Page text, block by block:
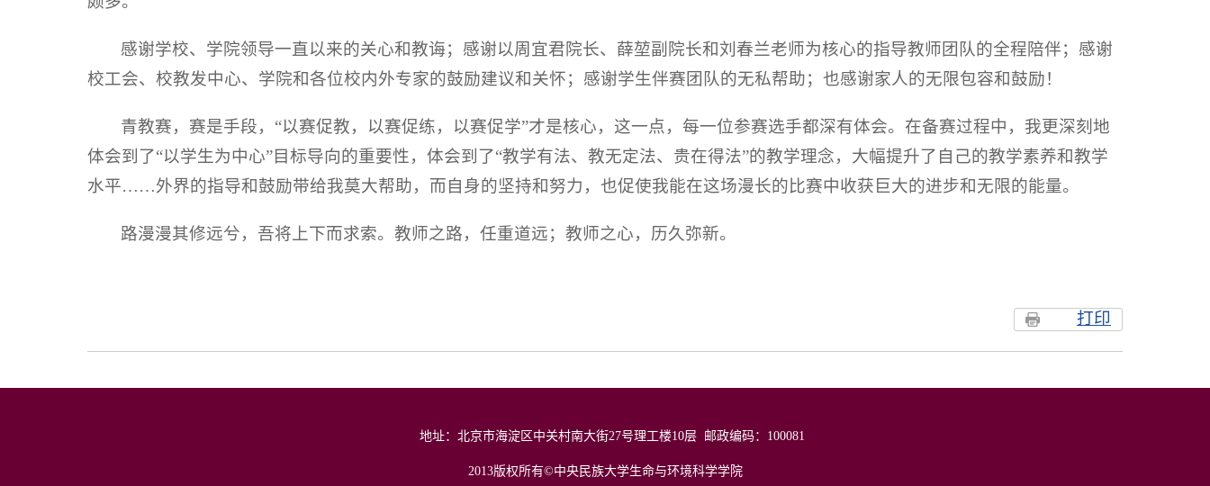
感谢学校、学院领导一直以来的关心和教诲；感谢以周宜君院长、薛堃副院长和刘春兰老师为核心的指导教师团队的全程陪伴；感谢
校工会、校教发中心、学院和各位校内外专家的鼓励建议和关怀；感谢学生伴赛团队的无私帮助；也感谢家人的无限包容和鼓励！
青教赛，赛是手段，“以赛促教，以赛促练，以赛促学”才是核心，这一点，每一位参赛选手都深有体会。在备赛过程中，我更深刻地
体会到了“以学生为中心”目标导向的重要性，体会到了“教学有法、教无定法、贵在得法”的教学理念，大幅提升了自己的教学素养和教学
水平……外界的指导和鼓励带给我莫大帮助，而自身的坚持和努力，也促使我能在这场漫长的比赛中收获巨大的进步和无限的能量。
路漫漫其修远兮，吾将上下而求索。教师之路，任重道远；教师之心，历久弥新。
打印
地址：北京市海淀区中关村南大街27号理工楼10层 邮政编码：100081
2013版权所有©中央民族大学生命与环境科学学院